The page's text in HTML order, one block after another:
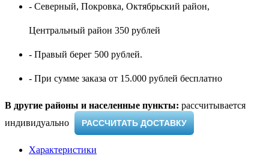
- Северный, Покровка, Октябрьский район,
Центральный район 350 рублей
- Правый берег 500 рублей.
- При сумме заказа от 15.000 рублей бесплатно
В другие районы и населенные пункты: рассчитывается
индивидуально ​
РАССЧИТАТЬ ДОСТАВКУ
Характеристики